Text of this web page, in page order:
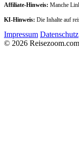
Affiliate-Hinweis: Manche
KI-Hinweis: Die Inhalte auf
Impressum Datenschutz
© 2026